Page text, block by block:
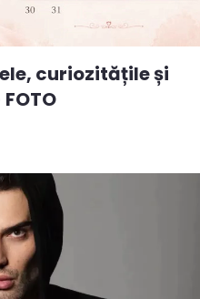
curiozitățile și